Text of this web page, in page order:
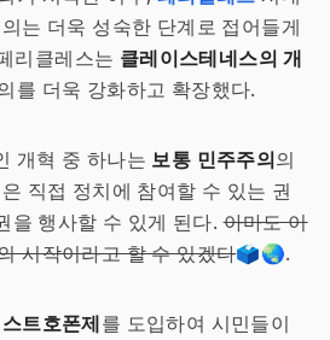
는 더욱 성숙한 단계로 접어들게
리클레스는 클레이스테네스의 개
를 더욱 강화하고 확장했다.
개혁 중 하나는 보통 민주주의의
직접 정치에 참여할 수 있는 권
을 행사할 수 있게 된다.아마도 이
시작이라고 할 수 있겠다🗳️🌏.
트호폰제를 도입하여 시민들이